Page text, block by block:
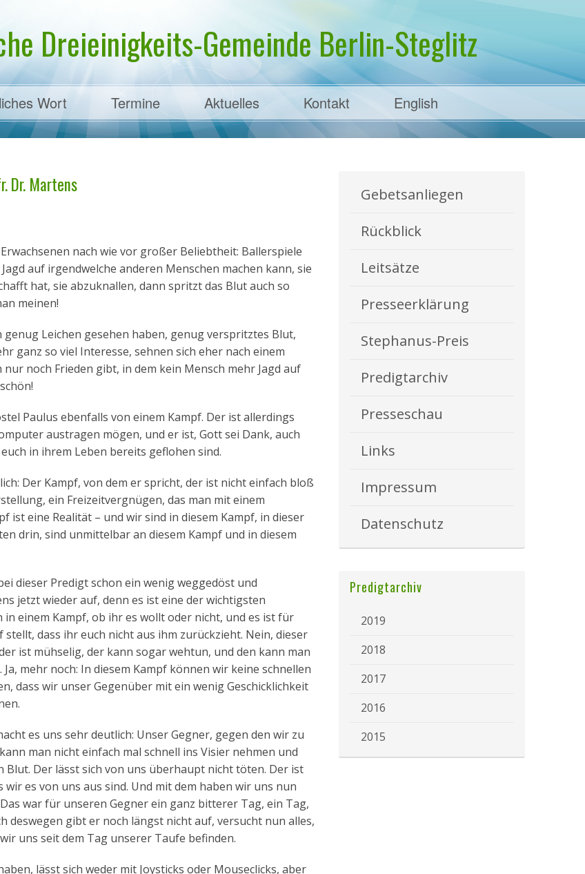
Dreieinigkeits-Gemeinde Berlin-Steglitz
Wort Termine Aktuelles Kontakt English
Dr. Martens
nach wie vor großer Beliebtheit: Ballerspiele
auf irgendwelche anderen Menschen machen kann, sie
hat, sie abzuknallen, dann spritzt das Blut auch so
meinen!
Leichen gesehen haben, genug verspritztes Blut,
ganz so viel Interesse, sehnen sich eher nach einem
noch Frieden gibt, in dem kein Mensch mehr Jagd auf
Paulus ebenfalls von einem Kampf. Der ist allerdings
austragen mögen, und er ist, Gott sei Dank, auch
in ihrem Leben bereits geflohen sind.
Der Kampf, von dem er spricht, der ist nicht einfach bloß
ein Freizeitvergnügen, das man mit einem
ist eine Realität – und wir sind in diesem Kampf, in dieser
drin, sind unmittelbar an diesem Kampf und in diesem
dieser Predigt schon ein wenig weggedöst und
jetzt wieder auf, denn es ist eine der wichtigsten
einem Kampf, ob ihr es wollt oder nicht, und es ist für
dass ihr euch nicht aus ihm zurückzieht. Nein, dieser
ist mühselig, der kann sogar wehtun, und den kann man
mehr noch: In diesem Kampf können wir keine schnellen
dass wir unser Gegenüber mit ein wenig Geschicklichkeit
es uns sehr deutlich: Unser Gegner, gegen den wir zu
man nicht einfach mal schnell ins Visier nehmen und
Der lässt sich von uns überhaupt nicht töten. Der ist
es von uns aus sind. Und mit dem haben wir uns nun
war für unseren Gegner ein ganz bitterer Tag, ein Tag,
deswegen gibt er noch längst nicht auf, versucht nun alles,
uns seit dem Tag unserer Taufe befinden.
lässt sich weder mit Joysticks oder Mouseclicks, aber
Gebetsanliegen
Rückblick
Leitsätze
Presseerklärung
Stephanus-Preis
Predigtarchiv
Presseschau
Links
Impressum
Datenschutz
Predigtarchiv
2019
2018
2017
2016
2015